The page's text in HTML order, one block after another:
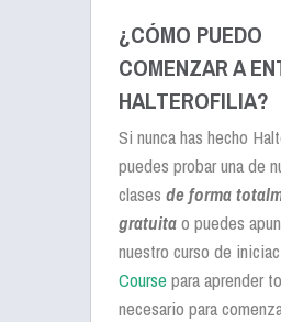
¿CÓMO PUEDO
COMENZAR A
HALTEROFILIA?
Si nunca has hecho
puedes probar una de
clases de forma
gratuitao puedes
nuestro curso de
Coursepara aprender
necesario para